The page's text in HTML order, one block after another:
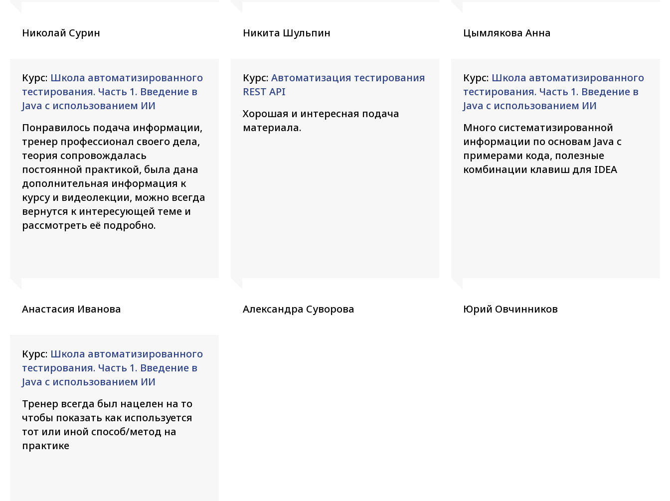
Николай Сурин Никита Шульпин Цымлякова Анна
Курс: Школа автоматизированного
тестирования. Часть 1. Введение в
Java с использованием ИИ
Понравилось подача информации,
тренер профессионал своего дела,
теория сопровождалась
постоянной практикой, была дана
дополнительная информация к
курсу и видеолекции, можно всегда
вернутся к интересующей теме и
рассмотреть её подробно.
Анастасия Иванова
Курс: Автоматизация тестирования
REST API
Хорошая и интересная подача
материала.
Александра Суворова
Курс: Школа автоматизированного
тестирования. Часть 1. Введение в
Java с использованием ИИ
Много систематизированной
информации по основам Java с
примерами кода, полезные
комбинации клавиш для IDEA
Юрий Овчинников
Курс: Школа автоматизированного
тестирования. Часть 1. Введение в
Java с использованием ИИ
Тренер всегда был нацелен на то
чтобы показать как используется
тот или иной способ/метод на
практике